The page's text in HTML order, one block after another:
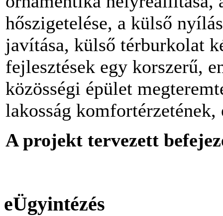
hőszigetelése, a külső
javítása, külső térburkolat
fejlesztések egy korszerű,
közösségi épület
lakosság
A projekt tervezett
eÜgyintézés